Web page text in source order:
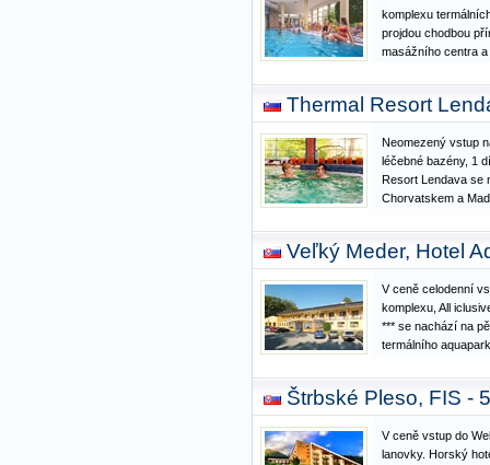
komplexu
projdou chodbou
masážního centra
venkovních
vodou. Bazénový
Thermal Resort
Neomezený vstup
léčebné bazény, 1
Resort Lendava se
Chorvatskem a
příznivě nakloněn
turistiky. V lázních…
Veľký Meder, Hotel
V ceně celodenní
komplexu, All
*** se nachází na
termálního
tu najdou i rodiny s
termálních lázní…
Štrbské Pleso, FIS -
V ceně vstup do
lanovky. Horský